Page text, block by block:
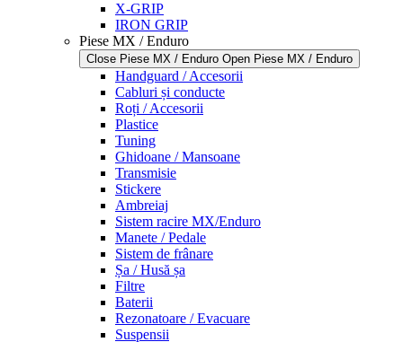
X-GRIP
IRON GRIP
Piese MX / Enduro
Close Piese MX / Enduro Open Piese MX / Enduro
Handguard / Accesorii
Cabluri și conducte
Roți / Accesorii
Plastice
Tuning
Ghidoane / Mansoane
Transmisie
Stickere
Ambreiaj
Sistem racire MX/Enduro
Manete / Pedale
Sistem de frânare
Șa / Husă șa
Filtre
Baterii
Rezonatoare / Evacuare
Suspensii